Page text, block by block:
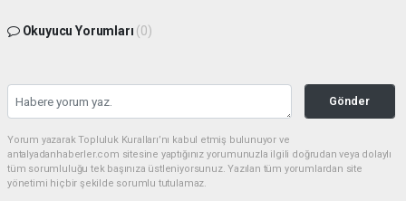
Okuyucu Yorumları (0)
Gönder
Yorum yazarak Topluluk Kuralları’nı kabul etmiş bulunuyor ve
antalyadanhaberler.com sitesine yaptığınız yorumunuzla ilgili doğrudan veya dolaylı
tüm sorumluluğu tek başınıza üstleniyorsunuz. Yazılan tüm yorumlardan site
yönetimi hiçbir şekilde sorumlu tutulamaz.